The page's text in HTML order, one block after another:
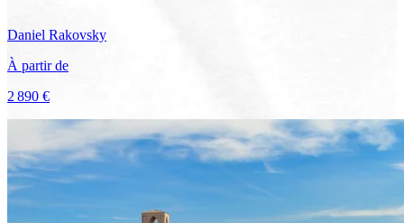
Daniel Rakovsky
À partir de
2 890 €
Voir le voyage